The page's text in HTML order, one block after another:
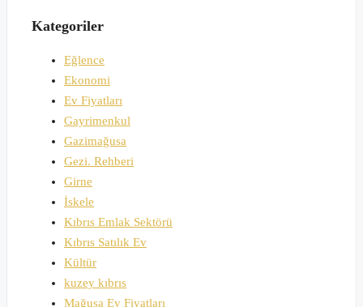
Kategoriler
Eğlence
Ekonomi
Ev Fiyatları
Gayrimenkul
Gazimağusa
Gezi. Rehberi
Girne
İskele
Kıbrıs Emlak Sektörü
Kıbrıs Satılık Ev
Kültür
kuzey kıbrıs
Mağusa Ev Fiyatları